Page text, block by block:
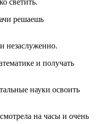
решаешь
незаслуженно.
и получать
науки освоить
на часы и очень